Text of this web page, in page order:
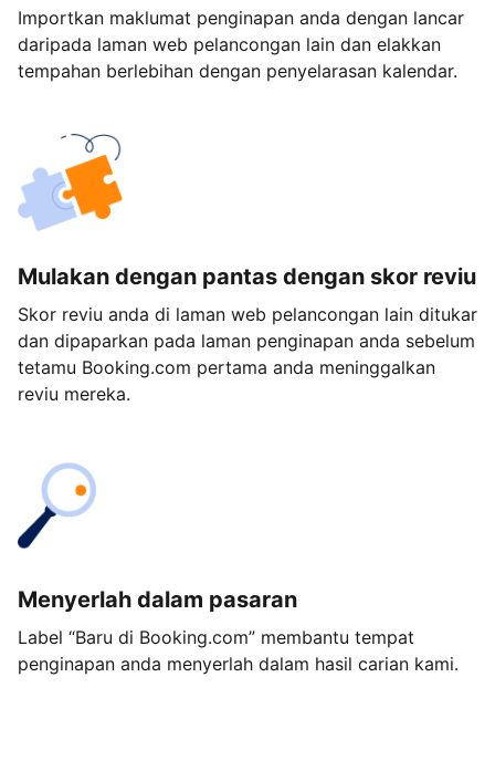
Importkan maklumat penginapan anda dengan lancar
daripada laman web pelancongan lain dan elakkan
tempahan berlebihan dengan penyelarasan kalendar.
Mulakan dengan pantas dengan skor reviu
Skor reviu anda di laman web pelancongan lain ditukar
dan dipaparkan pada laman penginapan anda sebelum
tetamu Booking.com pertama anda meninggalkan
reviu mereka.
Menyerlah dalam pasaran
Label “Baru di Booking.com” membantu tempat
penginapan anda menyerlah dalam hasil carian kami.